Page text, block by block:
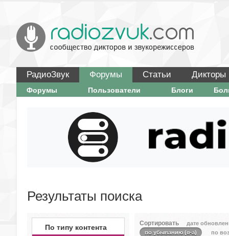
РадиоЗвук Форумы Статьи Дикторы
Форумы Пользователи Блоги
Результаты поиска
По типу контента Сортировать
дате
по убыванию (я-а)
по